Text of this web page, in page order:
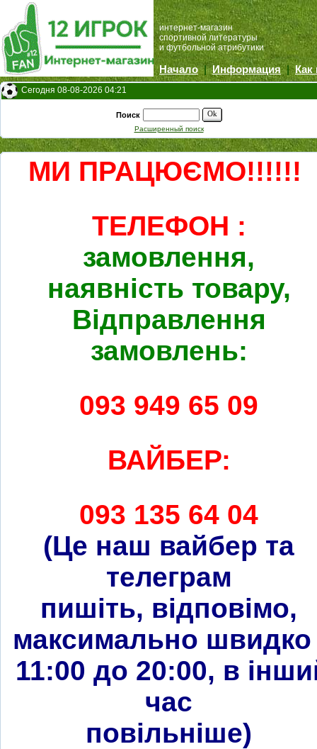
интернет-магазин
спортивной литературы
и футбольной атрибутики
Начало |Информация |Как
Сегодня 08-08-2026 04:21
Поиск Ok
Расширенный поиск
МИ ПРАЦЮЄМО!!!!!!
ТЕЛЕФОН :
замовлення,
наявність товару,
Відправлення
замовлень:
093 949 65 09
ВАЙБЕР:
093 135 64 04
(Це наш вайбер та
телеграм
пишіть, відповімо,
максимально швидко
11:00 до 20:00, в
час
повільніше)